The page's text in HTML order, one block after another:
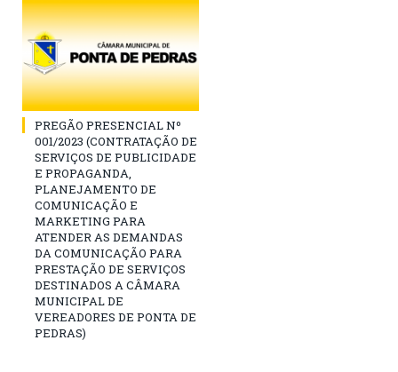
PREGÃO PRESENCIAL Nº
001/2023 (CONTRATAÇÃO DE
SERVIÇOS DE PUBLICIDADE
E PROPAGANDA,
PLANEJAMENTO DE
COMUNICAÇÃO E
MARKETING PARA
ATENDER AS DEMANDAS
DA COMUNICAÇÃO PARA
PRESTAÇÃO DE SERVIÇOS
DESTINADOS A CÂMARA
MUNICIPAL DE
VEREADORES DE PONTA DE
PEDRAS)